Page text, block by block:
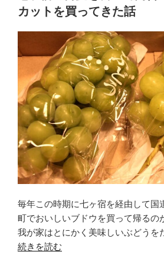
カットを買ってきた話
毎年この時期に七ヶ宿を経由して国
町でおいしいブドウを買って帰るの
我が家はとにかく美味しいぶどうを
続きを読む